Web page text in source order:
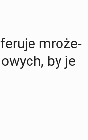
mro­że­
by je